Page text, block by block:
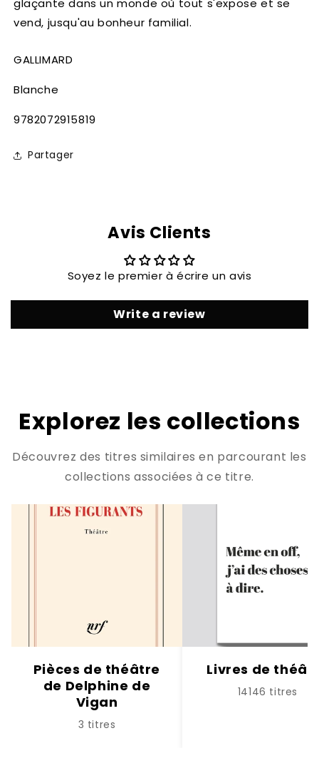
vend, jusqu'au bonheur familial.
GALLIMARD
Blanche
SKU:
9782072915819
Partager
Avis Clients
Soyez le premier à écrire un avis
Write a review
Explorez les collections
Découvrez des titres similaires en parcourant les
collections associées à ce titre.
Pièces de théâtre
de Delphine de
Vigan
3 titres
Livres de
14146 titres